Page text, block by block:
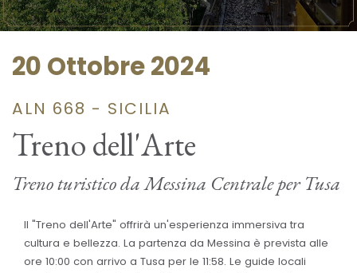
20 Ottobre 2024
ALN 668 - SICILIA
Treno dell'Arte
Treno turistico da Messina Centrale per Tusa
Il "Treno dell'Arte" offrirà un'esperienza immersiva tra
cultura e bellezza. La partenza da Messina è prevista alle
ore 10:00 con arrivo a Tusa per le 11:58. Le guide locali